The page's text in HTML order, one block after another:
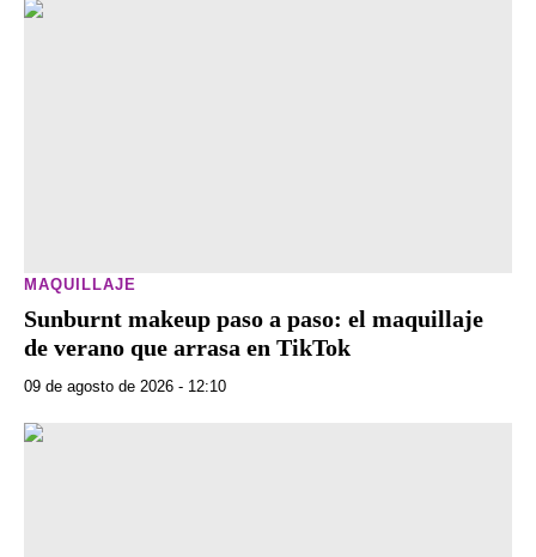
MAQUILLAJE
Sunburnt makeup paso a paso: el maquillaje
de verano que arrasa en TikTok
09 de agosto de 2026 - 12:10